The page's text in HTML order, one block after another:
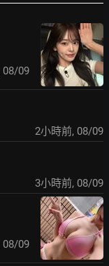
08/09
2小時前, 08/09
3小時前, 08/09
08/09